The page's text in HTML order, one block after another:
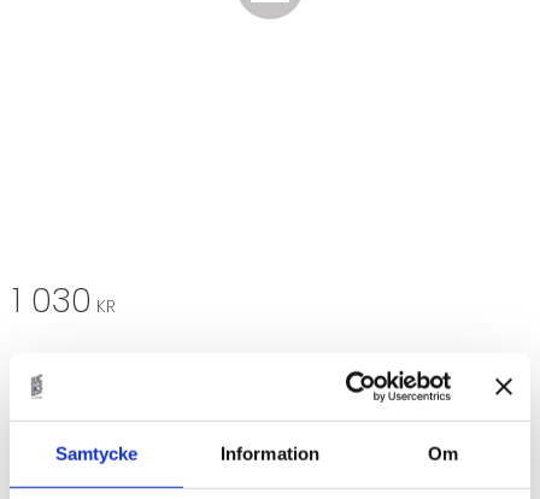
Samtycke Information Om
1 030 KR
Längd
Träval